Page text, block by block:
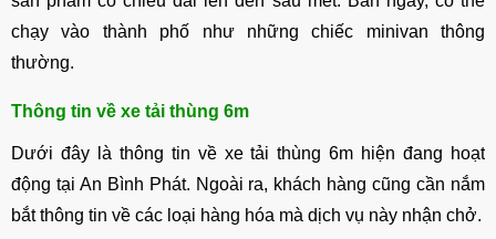
chạy vào thành phố như những chiếc minivan thông
thường.
Thông tin về xe tải thùng 6m
Dưới đây là thông tin về xe tải thùng 6m hiện đang hoạt
động tại An Bình Phát. Ngoài ra, khách hàng cũng cần nắm
bắt thông tin về các loại hàng hóa mà dịch vụ này nhận chở.